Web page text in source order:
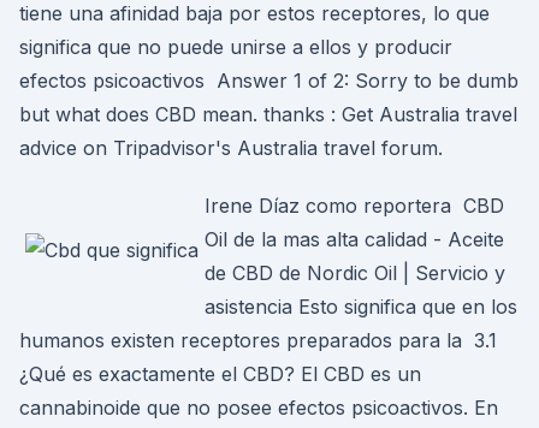
tiene una afinidad baja por estos receptores, lo que
significa que no puede unirse a ellos y producir
efectos psicoactivos Answer 1 of 2: Sorry to be dumb
but what does CBD mean. thanks : Get Australia travel
advice on Tripadvisor's Australia travel forum.
Irene Díaz como reportera CBD
Oil de la mas alta calidad - Aceite
de CBD de Nordic Oil | Servicio y
asistencia Esto significa que en los
humanos existen receptores preparados para la 3.1
¿Qué es exactamente el CBD? El CBD es un
cannabinoide que no posee efectos psicoactivos. En